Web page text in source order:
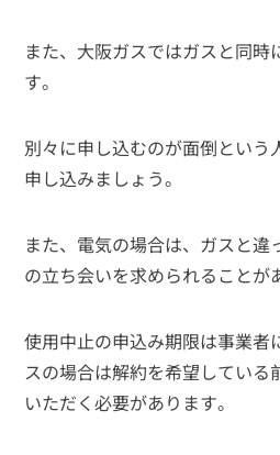
また、大阪ガスではガスと同時
す。
別々に申し込むのが面倒という
申し込みましょう。
また、電気の場合は、ガスと
の立ち会いを求められることが
使用中止の申込み期限は事業者
スの場合は解約を希望している
いただく必要があります。